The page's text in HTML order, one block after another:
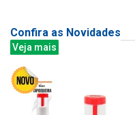
Confira as Novidades
Veja mais